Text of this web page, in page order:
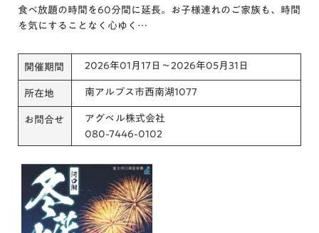
食べ放題の時間を60分間に延長。お子様連れのご家族も、時間
を気にすることなく心ゆく…
開催期間 2026年01月17日～2026年05月31日
所在地 南アルプス市西南湖1077
お問合せ
アグベル株式会社
080-7446-0102